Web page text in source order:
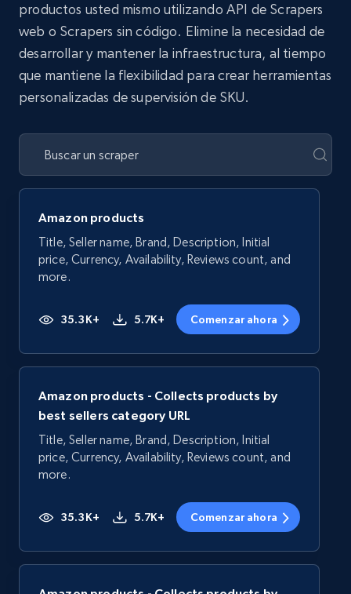
productos usted mismo utilizando API de Scrapers
web o Scrapers sin código. Elimine la necesidad de
desarrollar y mantener la infraestructura, al tiempo
que mantiene la flexibilidad para crear herramientas
personalizadas de supervisión de SKU.
Amazon products
Title, Seller name, Brand, Description, Initial
price, Currency, Availability, Reviews count, and
more.
35.3K+ 5.7K+ Comenzar ahora
Amazon products - Collects products by
best sellers category URL
Title, Seller name, Brand, Description, Initial
price, Currency, Availability, Reviews count, and
more.
35.3K+ 5.7K+ Comenzar ahora